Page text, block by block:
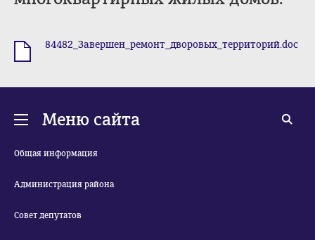
84482_Завершен_ремонт_дворовых_территорий.doc
Меню сайта
Общая информация
Администрация района
Совет депутатов